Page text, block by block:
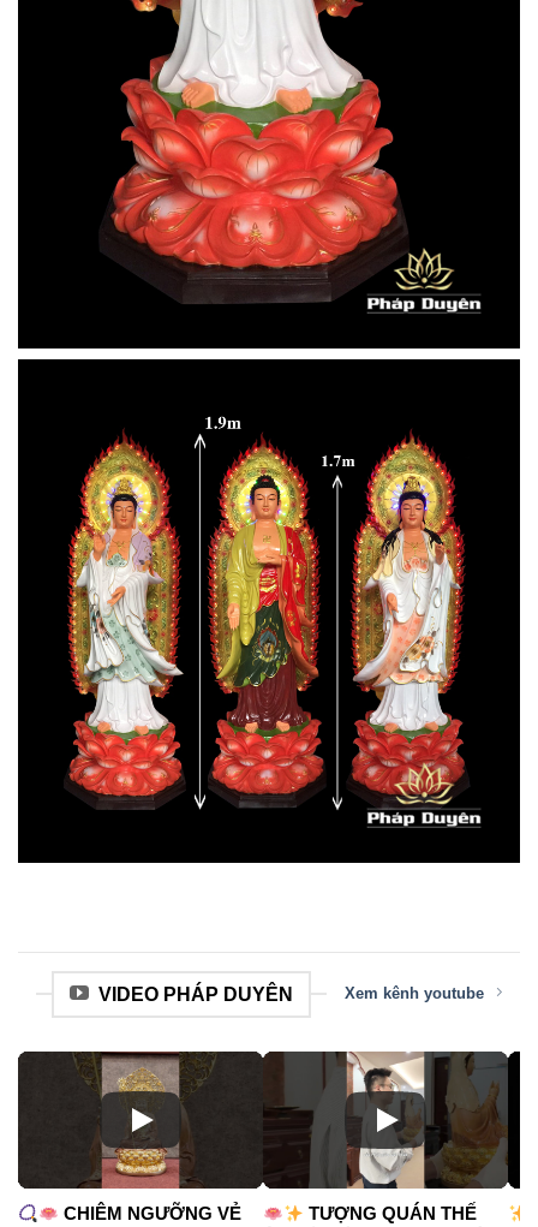
VIDEO PHÁP DUYÊN Xem kênh youtube
CHIÊM NGƯỠNG VẺ
TƯỢNG QUÁN THẾ